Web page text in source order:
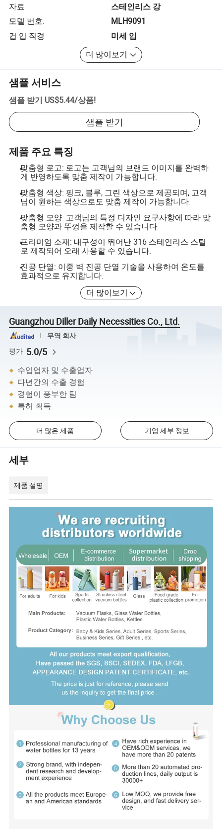
자료
스테인리스 강
모델 번호.
MLH9091
컵 입 직경
미세 입
더 많이보기
샘플 서비스
샘플 받기 US$5.44/상품!
샘플 받기
제품 주요 특징
맞춤형 로고: 로고는 고객님의 브랜드 이미지를 완벽하
게 반영하도록 맞춤 제작이 가능합니다.
맞춤형 색상: 핑크, 블루, 그린 색상으로 제공되며, 고객
님이 원하는 색상으로도 맞춤 제작이 가능합니다.
맞춤형 모양: 고객님의 특정 디자인 요구사항에 따라 맞
춤형 모양과 뚜껑을 제작할 수 있습니다.
프리미엄 소재: 내구성이 뛰어난 316 스테인리스 스틸
로 제작되어 오래 사용할 수 있습니다.
진공 단열: 이중 벽 진공 단열 기술을 사용하여 온도를
효과적으로 유지합니다.
더 많이보기
Guangzhou Diller Daily Necessities Co., Ltd.
무역 회사
평가 5.0/5
수입업자 및 수출업자
다년간의 수출 경험
경험이 풍부한 팀
특허 획득
더 많은 제품 기업 세부 정보
세부
제품 설명